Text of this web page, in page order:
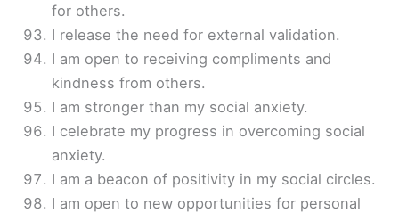
for others.
I release the need for external validation.
I am open to receiving compliments and
kindness from others.
I am stronger than my social anxiety.
I celebrate my progress in overcoming social
anxiety.
I am a beacon of positivity in my social circles.
I am open to new opportunities for personal